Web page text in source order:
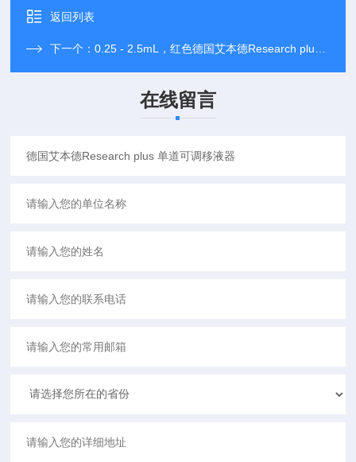
返回列表
下一个：0.25 - 2.5mL，红色德国艾本德Research plus 单道可调移液器
在线留言